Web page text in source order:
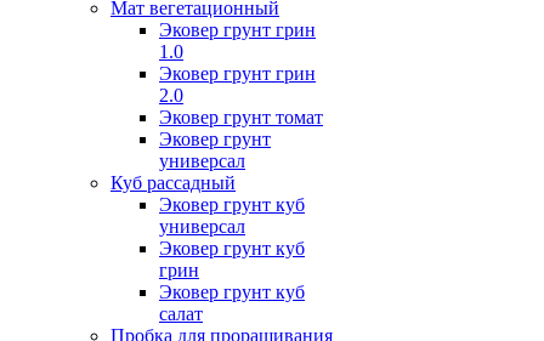
Мат вегетационный
Эковер грунт грин
1.0
Эковер грунт грин
2.0
Эковер грунт томат
Эковер грунт
универсал
Куб рассадный
Эковер грунт куб
универсал
Эковер грунт куб
грин
Эковер грунт куб
салат
Пробка для проращивания